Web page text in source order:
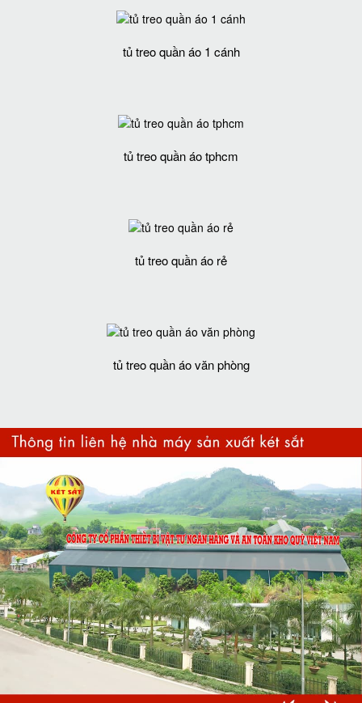
tủ treo quần áo 1 cánh
tủ treo quần áo tphcm
tủ treo quần áo rẻ
tủ treo quần áo văn phòng